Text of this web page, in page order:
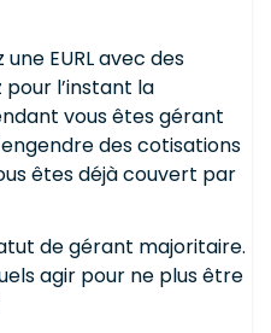
EURL avec des
l’instant la
vous êtes gérant
des cotisations
êtes déjà couvert par
de gérant majoritaire.
agir pour ne plus être